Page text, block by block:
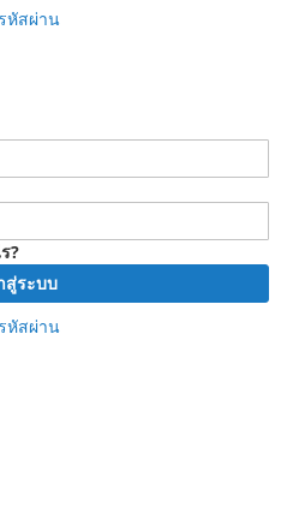
หัสผ่าน
?
สู่ระบบ
หัสผ่าน